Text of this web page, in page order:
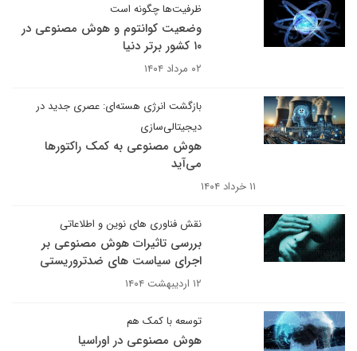
ظرفیت‌ها چگونه است
وضعیت کوانتوم و هوش مصنوعی در
۱۰ کشور برتر دنیا
۰۲ مرداد ۱۴۰۴
بازگشت انرژی هسته‌ای: عصری جدید در
دیجیتالی‌سازی
هوش مصنوعی به کمک راکتورها
می‌آید
۱۱ خرداد ۱۴۰۴
نقش فناوری های نوین و اطلاعاتی
بررسی تاثیرات هوش مصنوعی بر
اجرای سیاست های ضدتروریستی
۱۲ اردیبهشت ۱۴۰۴
توسعه با کمک هم
هوش مصنوعی در اوراسیا